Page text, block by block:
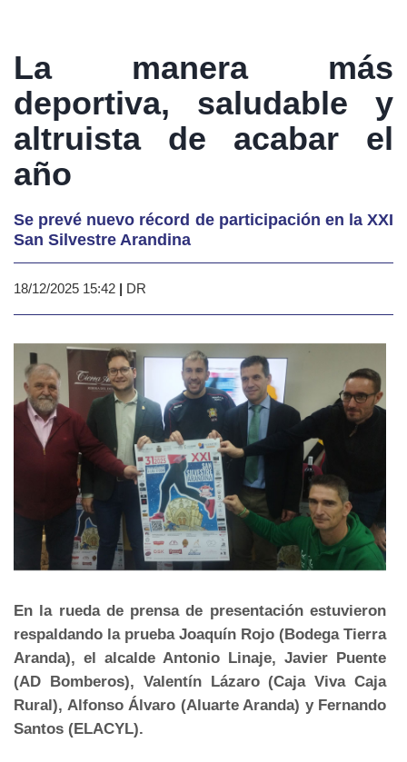
La manera más
deportiva, saludable y
altruista de acabar el
año
Se prevé nuevo récord de participación en la XXI
San Silvestre Arandina
18/12/2025 15:42 | DR
En la rueda de prensa de presentación estuvieron
respaldando la prueba Joaquín Rojo (Bodega Tierra
Aranda), el alcalde Antonio Linaje, Javier Puente
(AD Bomberos), Valentín Lázaro (Caja Viva Caja
Rural), Alfonso Álvaro (Aluarte Aranda) y Fernando
Santos (ELACYL).